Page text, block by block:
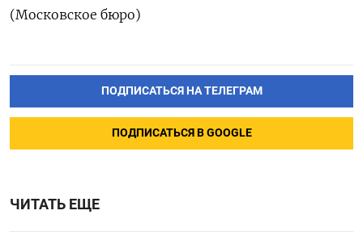
(Московское бюро)
ПОДПИСАТЬСЯ НА ТЕЛЕГРАМ
ПОДПИСАТЬСЯ В GOOGLE
ЧИТАТЬ ЕЩЕ